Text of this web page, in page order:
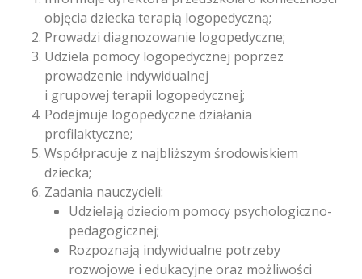
objęcia dziecka terapią logopedyczną;
Prowadzi diagnozowanie logopedyczne;
Udziela pomocy logopedycznej poprzez
prowadzenie indywidualnej
i grupowej terapii logopedycznej;
Podejmuje logopedyczne działania
profilaktyczne;
Współpracuje z najbliższym środowiskiem
dziecka;
Zadania nauczycieli:
Udzielają dzieciom pomocy psychologiczno-
pedagogicznej;
Rozpoznają indywidualne potrzeby
rozwojowe i edukacyjne oraz możliwości